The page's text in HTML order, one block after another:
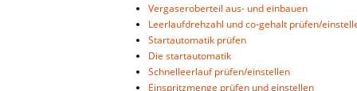
Vergaseroberteil aus- und einbauen
Leerlaufdrehzahl und co-gehalt prüfen/
Startautomatik prüfen
Die startautomatik
Schnelleerlauf prüfen/einstellen
Einspritzmenge prüfen und einstellen